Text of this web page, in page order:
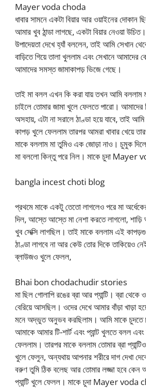
Mayer voda choda
ধাবার সামনে একটা বিয়ার আর ওয়াইনের দোকান
আমার খুব ঠান্ডা লাগছে, একটা বিয়ার নেওয়া
উপাদেয়তা দেখে হ্যাঁ বললেন, তাই আমি সেখান
বাড়িতে গিয়ে তালা খুললাম এবং সেখানে
আমাদের সমস্ত জামাকাপড় ভিজে গেছে।
তাই মা বলল এখন কি করা যায় তখন আমি বললাম
চাইলে তোমার জামা খুলে ফেলতে পারো। আমাদের
অসহায়, এটা না সরালে ঠাণ্ডা হয়ে যাবে, তাই
কাপড় খুলে ফেললাম তারপর আমরা খাবার খেয়ে
মাকে বললাম মা তুমিও এক জোড়া নাও। চুমুক
মা বললো কিন্তু পরে নিল। মাকে চুদা
bangla incest choti blog
প্রথমে মাকে একটু তেতো লাগলেও পরে মা
দিল, আস্তে আস্তে মা নেশা করতে লাগলো, শাড়ি
খুব সেক্সি লাগছিল। তাই মাকে বললাম এই
ঠাণ্ডা লাগবে না আর কেউ তোর দিকে তাকিয়েও
ব্লাউজও খুলে ফেলল,
Bhai bon chodachudir stories
মা ছিল গোলাপি রঙের ব্রা আর প্যান্টি। ব্রা
বেরিয়ে আসছিল। ওদের দেখে আমার বাঁড়া খাড়া
মনে অদ্ভুত অনুভব করছিলাম। আমি মাকে চুদতে
আমাকে আমার টি-শার্ট এবং প্যান্ট খুলতে বলল
ফেললাম। তারপর মাকে বললাম তোমার ব্রা
খুলে ফেলুন, অন্যথায় আপনার শরীরে দাগ দেখা
বরুণ তুমি ঠিক বলেছ আর তোমার লজ্জা হবে কেন
প্যান্টি খুলে ফেলল। মাকে চুদা Mayer voda